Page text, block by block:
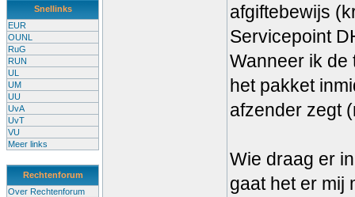
Snellinks
EUR
OUNL
RuG
RUN
UL
UM
UU
UvA
UvT
VU
Meer links
Rechtenforum
Over Rechtenforum
afgiftebewijs
Servicepoint
Wanneer ik de
het pakket
afzender zegt
Wie draag er
gaat het er mij